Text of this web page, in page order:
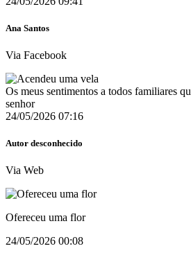
Ana Santos
Via Facebook
Os meus sentimentos a todos familiares
senhor
24/05/2026 07:16
Autor desconhecido
Via Web
Ofereceu uma flor
24/05/2026 00:08